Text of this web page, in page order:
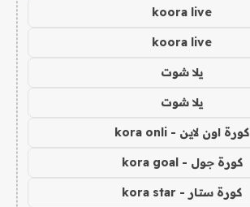
koora live
koora live
يلا شوت
يلا شوت
كورة اون لاين - kora onli
كورة جول - kora goal
كورة ستار - kora star